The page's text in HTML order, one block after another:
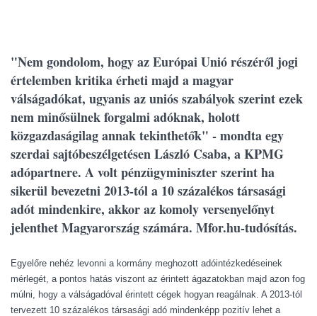
"Nem gondolom, hogy az Európai Unió részéről jogi
értelemben kritika érheti majd a magyar
válságadókat, ugyanis az uniós szabályok szerint ezek
nem minősülnek forgalmi adóknak, holott
közgazdaságilag annak tekinthetők" - mondta egy
szerdai sajtóbeszélgetésen László Csaba, a KPMG
adópartnere. A volt pénzügyminiszter szerint ha
sikerül bevezetni 2013-tól a 10 százalékos társasági
adót mindenkire, akkor az komoly versenyelőnyt
jelenthet Magyarország számára. Mfor.hu-tudósítás.
Egyelőre nehéz levonni a kormány meghozott adóintézkedéseinek
mérlegét, a pontos hatás viszont az érintett ágazatokban majd azon fog
múlni, hogy a válságadóval érintett cégek hogyan reagálnak. A 2013-tól
tervezett 10 százalékos társasági adó mindenképp pozitív lehet a